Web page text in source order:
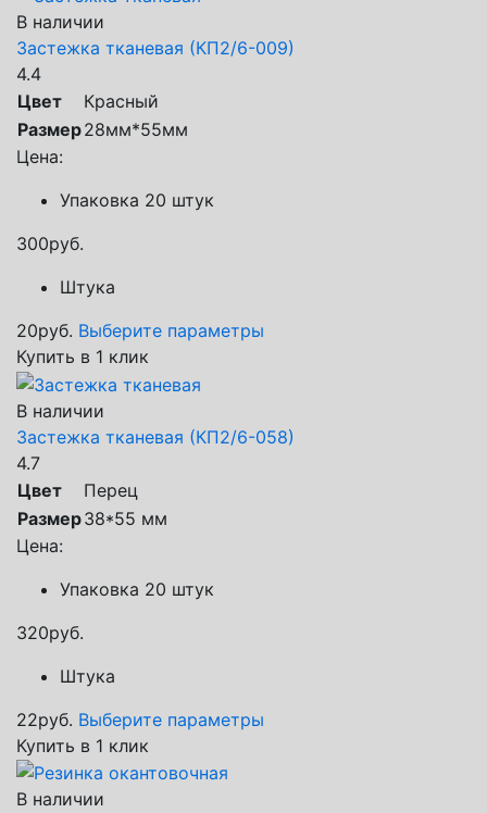
В наличии
Застежка тканевая (КП2/6-009)
4.4
Цвет
Красный
Размер28мм*55мм
Цена:
Упаковка 20 штук
300руб.
Штука
20руб. Выберите параметры
Купить в 1 клик
В наличии
Застежка тканевая (КП2/6-058)
4.7
Цвет
Перец
Размер38*55 мм
Цена:
Упаковка 20 штук
320руб.
Штука
22руб. Выберите параметры
Купить в 1 клик
В наличии